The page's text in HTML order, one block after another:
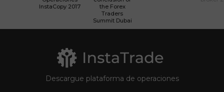
InstaCopy 2017
the Forex
Traders
Summit Dubai
Descargue plataforma de operaciones